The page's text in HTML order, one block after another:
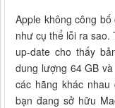
Apple không công
như cụ thể lỗi ra sao.
up-date cho thấy
dung lượng 64 GB
các hãng khác
bạn đang sở hữu